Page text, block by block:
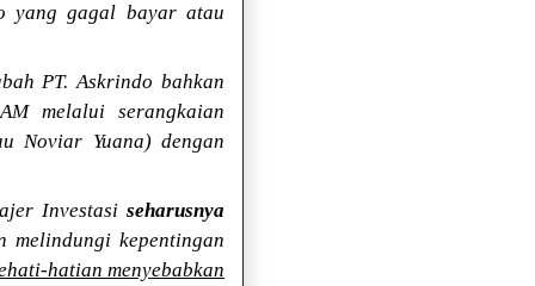
yang gagal bayar atau
PT. Askrindo bahkan
melalui serangkaian
Noviar Yuana) dengan
Investasi seharusnya
melindungi kepentingan
hatian menyebabkan